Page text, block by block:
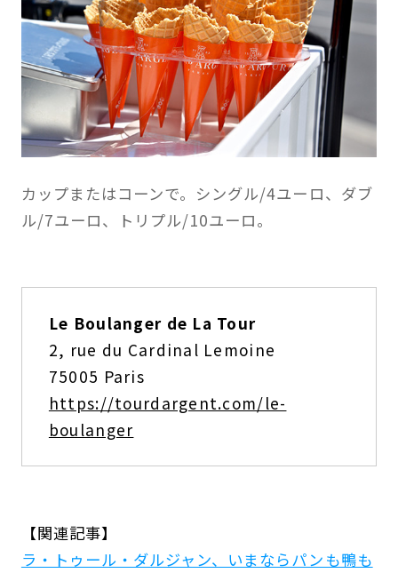
カップまたはコーンで。シングル/4ユーロ、ダブ
ル/7ユーロ、トリプル/10ユーロ。
Le Boulanger de La Tour
2, rue du Cardinal Lemoine
75005 Paris
https://tourdargent.com/le-
boulanger
【関連記事】
ラ・トゥール・ダルジャン、いまならパンも鴨も